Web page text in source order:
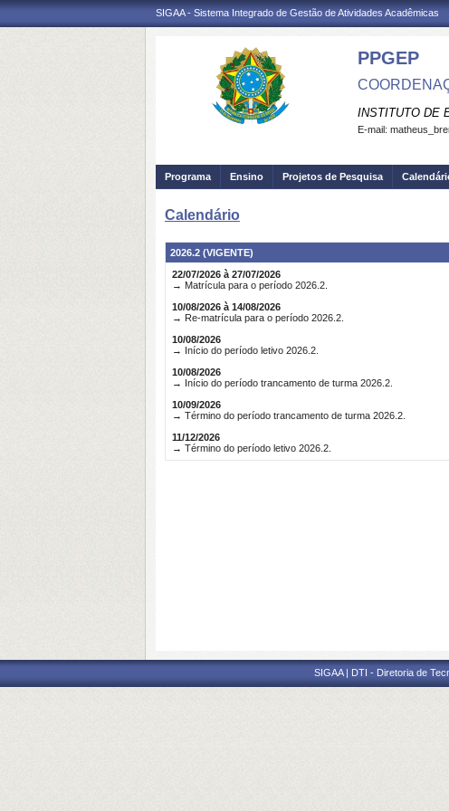
SIGAA - Sistema Integrado de Gestão de Atividades Acadêmicas
PPGEP
INSTITUTO DE
E-mail:
Programa Ensino Projetos de Pesquisa
Calendário
2026.2 (VIGENTE)
22/07/2026 à 27/07/2026
→ Matrícula para o período 2026.2.
10/08/2026 à 14/08/2026
→ Re-matrícula para o período 2026.2.
10/08/2026
→ Início do período letivo 2026.2.
10/08/2026
→ Início do período trancamento de turma 2026.2.
10/09/2026
→ Término do período trancamento de turma 2026.2.
11/12/2026
→ Término do período letivo 2026.2.
SIGAA | DTI - Diretoria de